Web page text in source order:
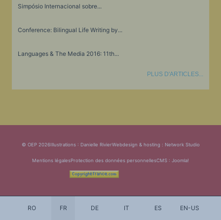
RO FR DE IT ES EN-US
Simpósio Internacional sobre...
Conference: Bilingual Life Writing by...
Languages & The Media 2016: 11th...
PLUS D'ARTICLES...
© OEP 2026Illustrations : Danielle RivierWebdesign & hosting : Network Studio
Mentions légalesProtection des données personnellesCMS : Joomla!